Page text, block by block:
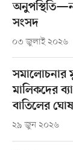
সংসদ
০৩ জুলাই ২০২৬
সমালোচনার
মালিকদের
বাতিলের
২৯ জুন ২০২৬